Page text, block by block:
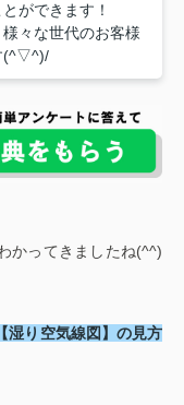
ができます！
々な世代のお客様
(^▽^)/
かってきましたね(^^)
【湿り空気線図】の見方